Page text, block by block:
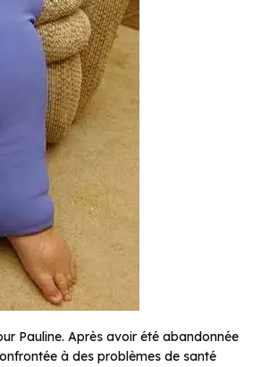
Pauline. Après avoir été abandonnée
à des problèmes de santé